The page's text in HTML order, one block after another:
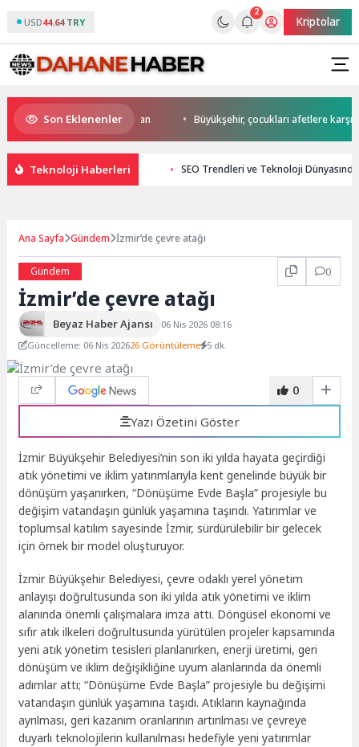
USD44.64 TRY
2
Kriptolar
Son Eklenenler
Başkan Büyükakın’dan Büyükşehir, çocukları afetlere karşı
Teknoloji Haberleri SEO Trendleri ve Teknoloji
Ana Sayfa Gündem İzmir’de çevre atağı
Gündem 0
İzmir’de çevre atağı
Beyaz Haber Ajansı
06 Nis 2026 08:16
Güncelleme: 06 Nis 202626 Görüntüleme 5 dk.
0
Yazı Özetini Göster
İzmir Büyükşehir Belediyesi’nin son iki yılda hayata geçirdiği
atık yönetimi ve iklim yatırımlarıyla kent genelinde büyük bir
dönüşüm yaşanırken, “Dönüşüme Evde Başla” projesiyle bu
değişim vatandaşın günlük yaşamına taşındı. Yatırımlar ve
toplumsal katılım sayesinde İzmir, sürdürülebilir bir gelecek
için örnek bir model oluşturuyor.
İzmir Büyükşehir Belediyesi, çevre odaklı yerel yönetim
anlayışı doğrultusunda son iki yılda atık yönetimi ve iklim
alanında önemli çalışmalara imza attı. Döngüsel ekonomi ve
sıfır atık ilkeleri doğrultusunda yürütülen projeler kapsamında
yeni atık yönetim tesisleri planlanırken, enerji üretimi, geri
dönüşüm ve iklim değişikliğine uyum alanlarında da önemli
adımlar attı; “Dönüşüme Evde Başla” projesiyle bu değişimi
vatandaşın günlük yaşamına taşıdı. Atıkların kaynağında
ayrılması, geri kazanım oranlarının artırılması ve çevreye
duyarlı teknolojilerin kullanılması hedefiyle yeni yatırımlar